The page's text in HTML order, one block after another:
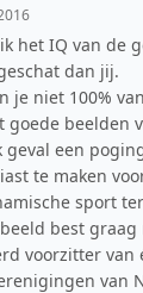
het IQ van de
dan jij.
je niet 100%
goede beelden
geval een
te maken
sport
best graag
voorzitter van
van